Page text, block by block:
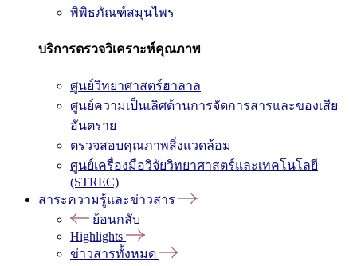
พิพิธภัณฑ์สมุนไพร
บริการตรวจวิเคราะห์คุณภาพ
ศูนย์วิทยาศาสตร์ฮาลาล
ศูนย์ความเป็นเลิศด้านการจัดการสารและของเสีย
อันตราย
ตรวจสอบคุณภาพสิ่งแวดล้อม
ศูนย์เครื่องมือวิจัยวิทยาศาสตร์และเทคโนโลยี
(STREC)
สาระความรู้และข่าวสาร
ย้อนกลับ
Highlights
ข่าวสารทั้งหมด